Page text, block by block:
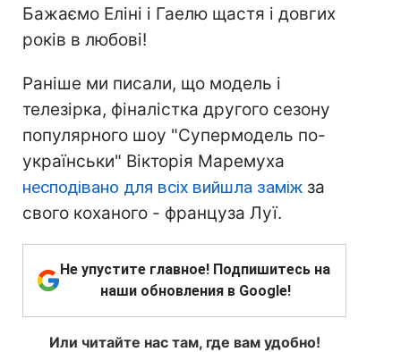
Бажаємо Еліні і Гаелю щастя і довгих
років в любові!
Раніше ми писали, що модель і
телезірка, фіналістка другого сезону
популярного шоу "Супермодель по-
українськи" Вікторія Маремуха
несподівано для всіх вийшла заміж за
свого коханого - француза Луї.
Не упустите главное! Подпишитесь на
наши обновления в Google!
Или читайте нас там, где вам удобно!